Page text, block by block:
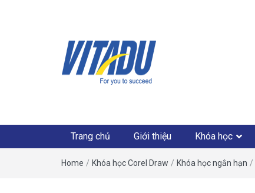
Trang chủ Giới thiệu Khóa học
Home / Khóa học Corel Draw / Khóa học ngắn hạn /